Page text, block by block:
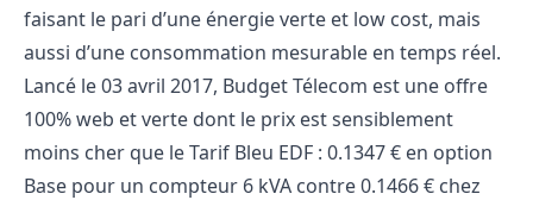
faisant le pari d’une énergie verte et low cost, mais
aussi d’une consommation mesurable en temps réel.
Lancé le 03 avril 2017, Budget Télecom est une offre
100% web et verte dont le prix est sensiblement
moins cher que le Tarif Bleu EDF : 0.1347 € en option
Base pour un compteur 6 kVA contre 0.1466 € chez